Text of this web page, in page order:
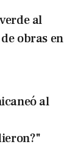
al
obras en
al